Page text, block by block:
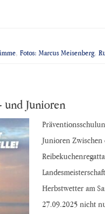
, Fotos: Marcus Meisenberg,
und Junioren
Junioren Zwischen
Herbstwetter am
27.09.2025 nicht